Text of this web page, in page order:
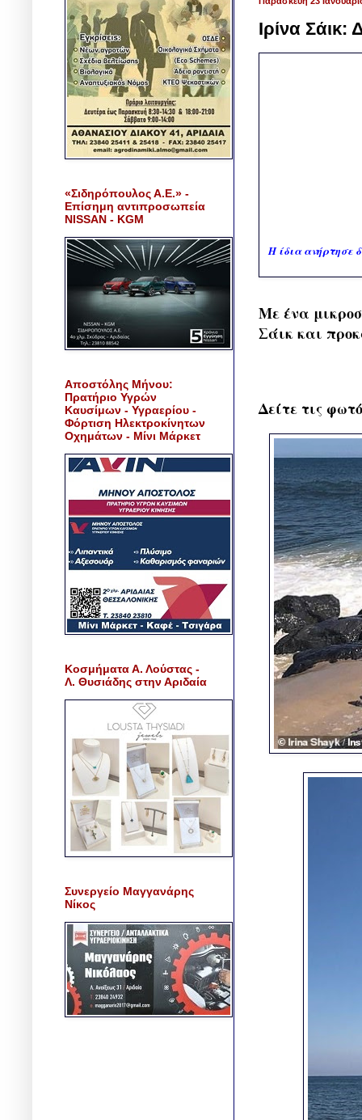
Ιρίνα Σάικ:
Η ίδια ανήρτησε
Με ένα
Σάικ και
Δείτε τις
«Σιδηρόπουλος Α.Ε.» -
Επίσημη αντιπροσωπεία
NISSAN - KGM
Αποστόλης Μήνου:
Πρατήριο Υγρών
Καυσίμων - Υγραερίου -
Φόρτιση Ηλεκτροκίνητων
Οχημάτων - Μίνι Μάρκετ
Κοσμήματα Α. Λούστας -
Λ. Θυσιάδης στην Αριδαία
Συνεργείο Μαγγανάρης
Νίκος